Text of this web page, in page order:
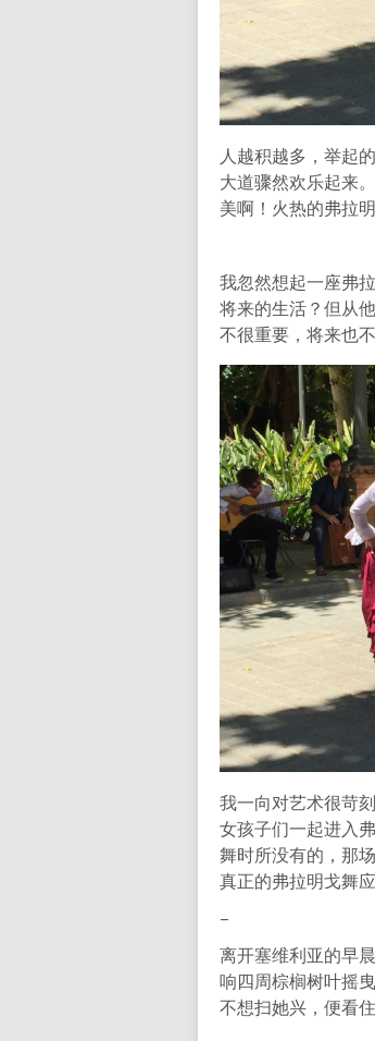
人越积越多，举起
大道骤然欢乐起来
美啊！火热的弗拉明
我忽然想起一座弗
将来的生活？但从
不很重要，将来也
我一向对艺术很苛
女孩子们一起进入
舞时所没有的，那
真正的弗拉明戈舞应
–
离开塞维利亚的早
响四周棕榈树叶摇
不想扫她兴，便看